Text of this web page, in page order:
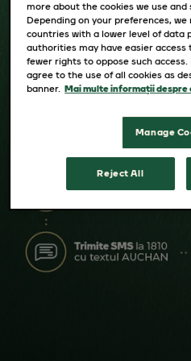
more about the cookies we use
Depending on your preferences,
countries with a lower level of data
authorities may have easier access
fewer rights to oppose such access.
agree to the use of all cookies as
banner. Mai multe informații
Manage
Reject All